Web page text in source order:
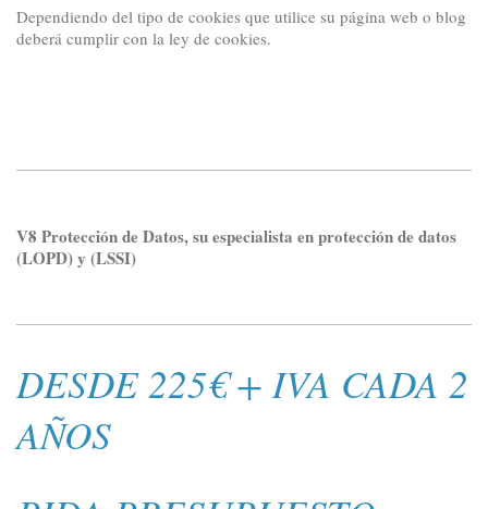
Dependiendo del tipo de cookies que utilice su página web o blog
deberá cumplir con la ley de cookies.
V8 Protección de Datos, su especialista en protección de datos
(LOPD) y (LSSI)
DESDE 225€ + IVA CADA 2
AÑOS